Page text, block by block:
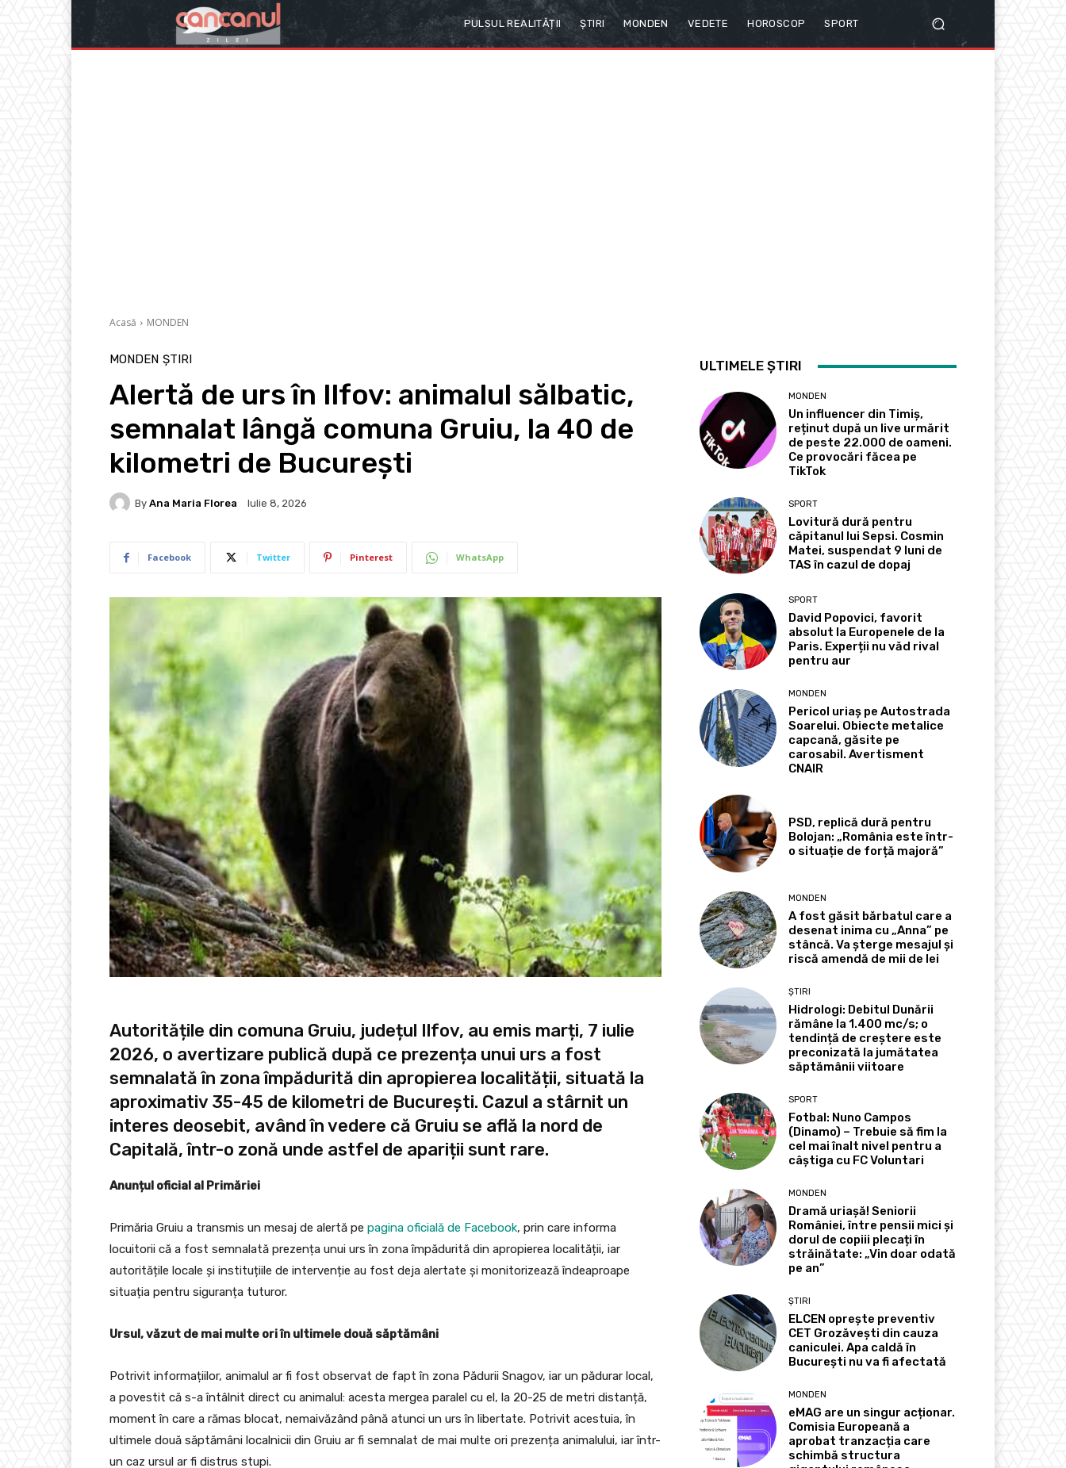
PULSUL REALITĂȚII ȘTIRI MONDEN VEDETE HOROSCOP SPORT
Acasă MONDEN
MONDEN ȘTIRI
Alertă de urs în Ilfov: animalul sălbatic,
semnalat lângă comuna Gruiu, la 40 de
kilometri de București
By Ana Maria Florea Iulie 8, 2026
Facebook Twitter Pinterest WhatsApp
Autoritățile din comuna Gruiu, județul Ilfov, au emis marți, 7 iulie
2026, o avertizare publică după ce prezența unui urs a fost
semnalată în zona împădurită din apropierea localității, situată la
aproximativ 35-45 de kilometri de București. Cazul a stârnit un
interes deosebit, având în vedere că Gruiu se află la nord de
Capitală, într-o zonă unde astfel de apariții sunt rare.
Anunțul oficial al Primăriei
Primăria Gruiu a transmis un mesaj de alertă pe pagina oficială de Facebook, prin care informa
locuitorii că a fost semnalată prezența unui urs în zona împădurită din apropierea localității, iar
autoritățile locale și instituțiile de intervenție au fost deja alertate și monitorizează îndeaproape
situația pentru siguranța tuturor.
Ursul, văzut de mai multe ori în ultimele două săptămâni
Potrivit informațiilor, animalul ar fi fost observat de fapt în zona Pădurii Snagov, iar un pădurar local,
a povestit că s-a întâlnit direct cu animalul: acesta mergea paralel cu el, la 20-25 de metri distanță,
moment în care a rămas blocat, nemaivăzând până atunci un urs în libertate. Potrivit acestuia, în
ultimele două săptămâni localnicii din Gruiu ar fi semnalat de mai multe ori prezența animalului, iar într-
un caz ursul ar fi distrus stupi.
ULTIMELE ȘTIRI
MONDEN
Un influencer din Timiș,
reținut după un live urmărit
de peste 22.000 de oameni.
Ce provocări făcea pe
TikTok
SPORT
Lovitură dură pentru
căpitanul lui Sepsi. Cosmin
Matei, suspendat 9 luni de
TAS în cazul de dopaj
SPORT
David Popovici, favorit
absolut la Europenele de la
Paris. Experții nu văd rival
pentru aur
MONDEN
Pericol uriaș pe Autostrada
Soarelui. Obiecte metalice
capcană, găsite pe
carosabil. Avertisment
CNAIR
PSD, replică dură pentru
Bolojan: „România este într-
o situație de forță majoră”
MONDEN
A fost găsit bărbatul care a
desenat inima cu „Anna” pe
stâncă. Va șterge mesajul și
riscă amendă de mii de lei
ȘTIRI
Hidrologi: Debitul Dunării
rămâne la 1.400 mc/s; o
tendință de creștere este
preconizată la jumătatea
săptămânii viitoare
SPORT
Fotbal: Nuno Campos
(Dinamo) – Trebuie să fim la
cel mai înalt nivel pentru a
câștiga cu FC Voluntari
MONDEN
Dramă uriașă! Seniorii
României, între pensii mici și
dorul de copiii plecați în
străinătate: „Vin doar odată
pe an”
ȘTIRI
ELCEN oprește preventiv
CET Grozăvești din cauza
caniculei. Apa caldă în
București nu va fi afectată
MONDEN
eMAG are un singur acționar.
Comisia Europeană a
aprobat tranzacția care
schimbă structura